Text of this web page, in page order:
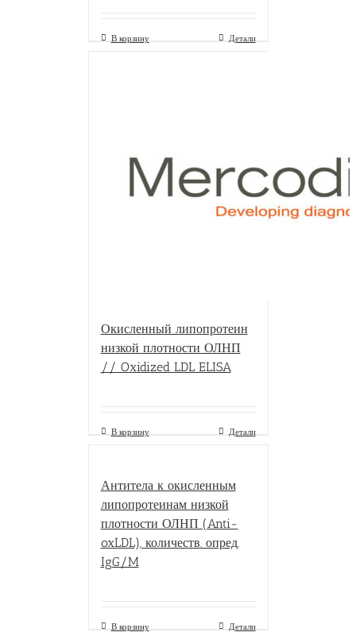
В корзину Детали
Окисленный липопротеин
низкой плотности ОЛНП
// Oxidized LDL ELISA
В корзину Детали
Антитела к окисленным
липопротеинам низкой
плотности ОЛНП (Anti-
oxLDL), количеств. опред.
IgG/M
В корзину Детали